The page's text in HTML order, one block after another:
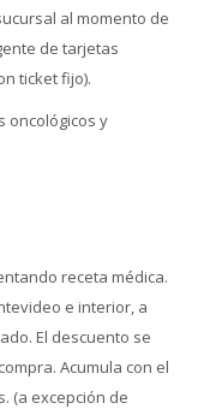
al momento de
de tarjetas
ticket fijo).
oncológicos y
receta médica.
e interior, a
El descuento se
Acumula con el
(a excepción de